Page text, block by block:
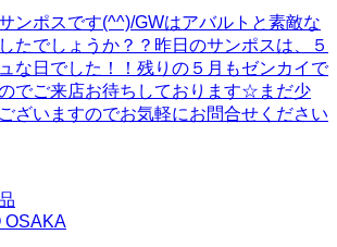
ンポスです(^^)/GWはアバルトと素敵な
たでしょうか？？昨日のサンポスは、５
な日でした！！残りの５月もゼンカイで
でご来店お待ちしております☆まだ少
ざいますのでお気軽にお問合せください
OSAKA